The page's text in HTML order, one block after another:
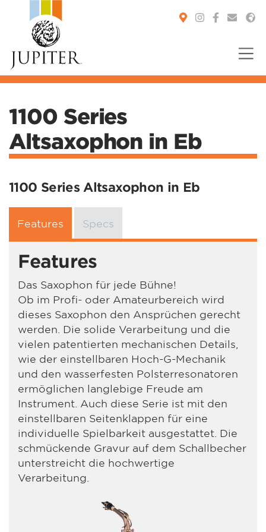
1100 Series
Altsaxophon in Eb
1100 Series Altsaxophon in Eb
Features Specs
Features
Das Saxophon für jede Bühne!
Ob im Profi- oder Amateurbereich wird
dieses Saxophon den Ansprüchen gerecht
werden. Die solide Verarbeitung und die
vielen patentierten mechanischen Details,
wie der einstellbaren Hoch-G-Mechanik
und den wasserfesten Polsterresonatoren
ermöglichen langlebige Freude am
Instrument. Auch diese Serie ist mit den
einstellbaren Seitenklappen für eine
individuelle Spielbarkeit ausgestattet. Die
schmückende Gravur auf dem Schallbecher
unterstreicht die hochwertige
Verarbeitung.